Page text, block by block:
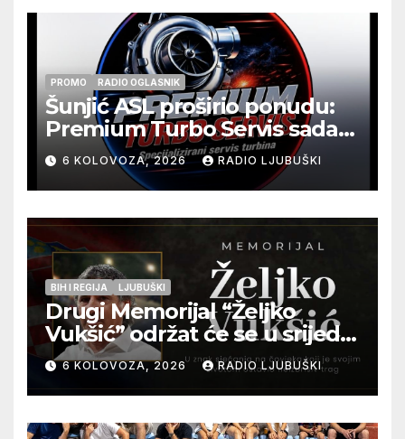
PROMO RADIO OGLASNIK
Šunjić ASL proširio ponudu:
Premium Turbo Servis sada
na jednoj adresi u Ljubuškom
6 KOLOVOZA, 2026 RADIO LJUBUŠKI
BIH I REGIJA LJUBUŠKI
Drugi Memorijal “Željko
Vukšić” održat će se u srijedu
12. kolovoza u Otoku
6 KOLOVOZA, 2026 RADIO LJUBUŠKI